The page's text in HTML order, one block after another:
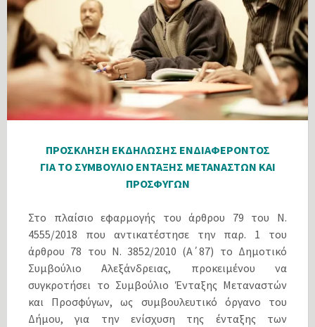
ΠΡΟΣΚΛΗΣΗ ΕΚΔΗΛΩΣΗΣ ΕΝΔΙΑΦΕΡΟΝΤΟΣ
ΓΙΑ ΤΟ ΣΥΜΒΟΥΛΙΟ ΕΝΤΑΞΗΣ ΜΕΤΑΝΑΣΤΩΝ ΚΑΙ
ΠΡΟΣΦΥΓΩΝ
Στο πλαίσιο εφαρμογής του άρθρου 79 του Ν.
4555/2018 που αντικατέστησε την παρ. 1 του
άρθρου 78 του Ν. 3852/2010 (Α΄87) το Δημοτικό
Συμβούλιο Αλεξάνδρειας, προκειμένου να
συγκροτήσει το Συμβούλιο Ένταξης Μεταναστών
και Προσφύγων, ως συμβουλευτικό όργανο του
Δήμου, για την ενίσχυση της ένταξης των